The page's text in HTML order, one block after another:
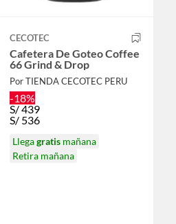
CECOTEC
Cafetera De Goteo Coffee
66 Grind & Drop
Por TIENDA CECOTEC PERU
-18%
S/439
S/ 536
Llegagratismañana
Retira mañana